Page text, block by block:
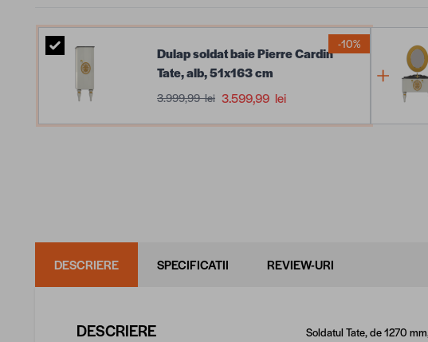
Dulap soldat baie Pierre Cardin
Tate, alb, 51x163 cm
3.999,99 lei 3.599,99 lei
-10%
DESCRIERE SPECIFICATII REVIEW-URI
DESCRIERE
Soldatul Tate, de 1270